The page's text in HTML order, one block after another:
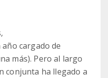
cargado de
más). Pero al largo
conjunta ha llegado a